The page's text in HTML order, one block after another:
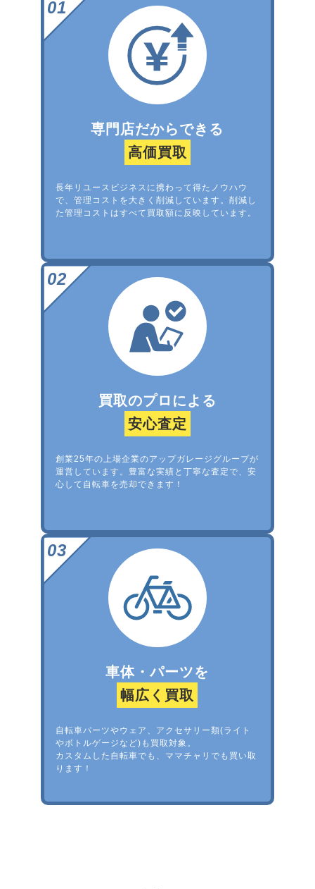
専門店だからできる
高価買取
長年リユースビジネスに携わって得たノウハウ
で、管理コストを大きく削減しています。削減し
た管理コストはすべて買取額に反映しています。
買取のプロによる
安心査定
創業25年の上場企業のアップガレージグループが
運営しています。豊富な実績と丁寧な査定で、安
心して自転車を売却できます！
車体・パーツを
幅広く買取
自転車パーツやウェア、アクセサリー類(ライト
やボトルゲージなど)も買取対象。
カスタムした自転車でも、ママチャリでも買い取
ります！